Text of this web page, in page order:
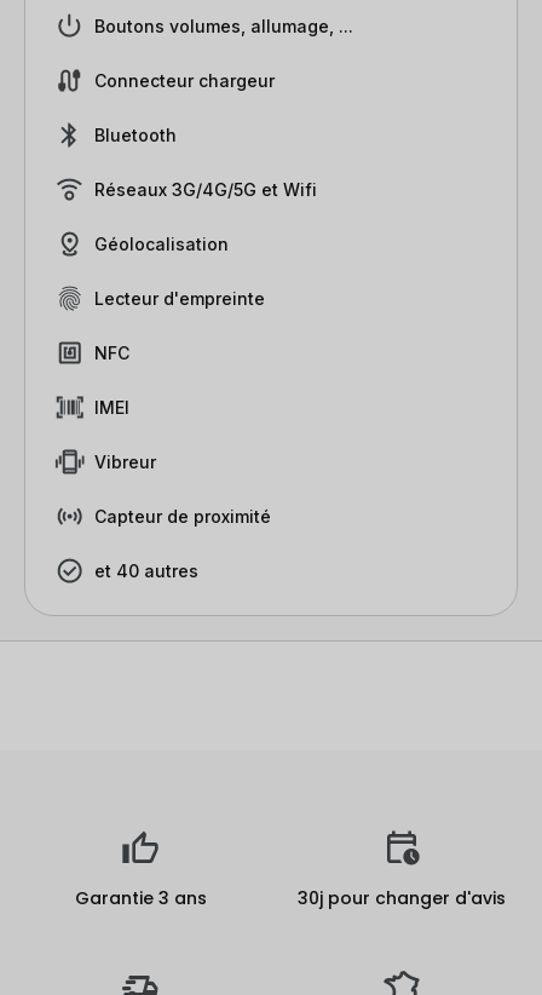
Boutons volumes, allumage, ...
Connecteur chargeur
Bluetooth
Réseaux 3G/4G/5G et Wifi
Géolocalisation
Lecteur d'empreinte
NFC
IMEI
Vibreur
Capteur de proximité
et 40 autres
Garantie 3 ans 30j pour changer d'avis